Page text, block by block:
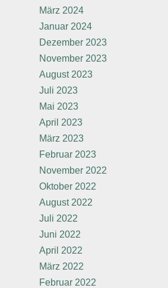
März 2024
Januar 2024
Dezember 2023
November 2023
August 2023
Juli 2023
Mai 2023
April 2023
März 2023
Februar 2023
November 2022
Oktober 2022
August 2022
Juli 2022
Juni 2022
April 2022
März 2022
Februar 2022